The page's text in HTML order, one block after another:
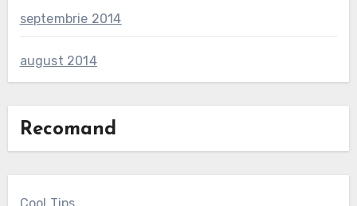
septembrie 2014
august 2014
Recomand